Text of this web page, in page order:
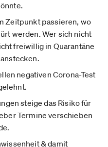
Zeitpunkt passieren, wo
werden. Wer sich nicht
freiwillig in Quarantäne
negativen Corona-Test
steige das Risiko für
Termine verschieben
& damit